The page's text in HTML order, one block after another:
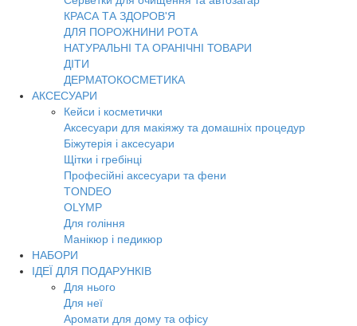
КРАСА ТА ЗДОРОВ'Я
ДЛЯ ПОРОЖНИНИ РОТА
НАТУРАЛЬНІ ТА ОРАНІЧНІ ТОВАРИ
ДІТИ
ДЕРМАТОКОСМЕТИКА
АКСЕСУАРИ
Кейси і косметички
Аксесуари для макіяжу та домашніх процедур
Біжутерія і аксесуари
Щітки і гребінці
Професійні аксесуари та фени
TONDEO
OLYMP
Для гоління
Манікюр і педикюр
НАБОРИ
ІДЕЇ ДЛЯ ПОДАРУНКІВ
Для нього
Для неї
Аромати для дому та офісу